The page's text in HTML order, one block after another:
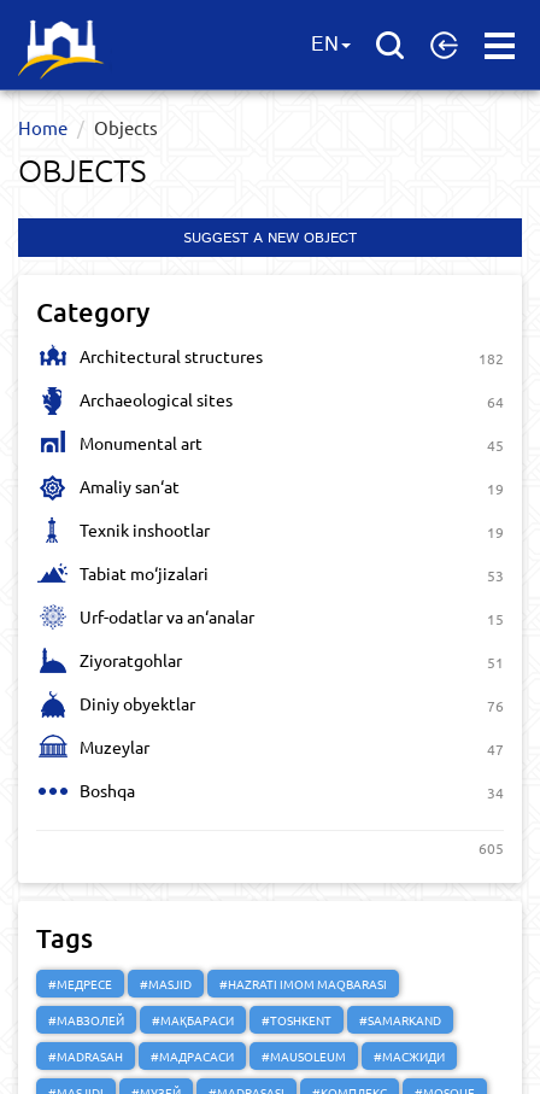
Open
EN
Home Objects
OBJECTS
SUGGEST A NEW OBJECT
Category
Architectural structures 182
Archaeological sites 64
Monumental art 45
Amaliy san‘at 19
Texnik inshootlar 19
Tabiat mo‘jizalari 53
Urf-odatlar va an‘analar 15
Ziyoratgohlar 51
Diniy obyektlar 76
Muzeylar 47
Boshqa 34
605
Tags
#МЕДРЕСЕ #MASJID
#HAZRATI IMOM MAQBARASI
#МАВЗОЛЕЙ
#МАҚБАРАСИ #TOSHKENT
#SAMARKAND
#MADRASAH
#МАДРАСАСИ #MAUSOLEUM
#МАСЖИДИ